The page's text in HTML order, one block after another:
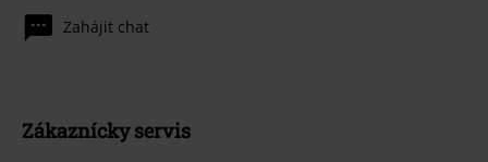
Zahájit chat
Zákaznícky servis